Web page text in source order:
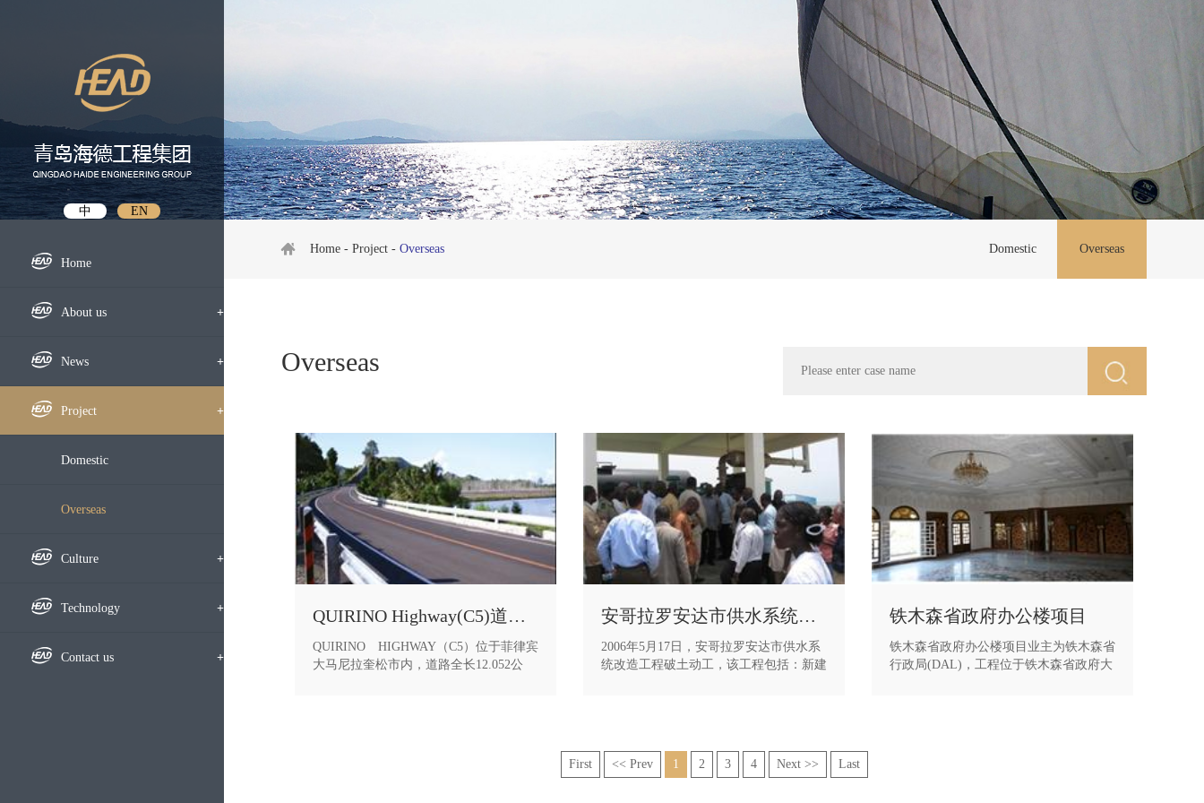
中 EN
Home
About us +
Profile
Framework
Subsidiary
Development History
Honors
Video
News +
Company News
Notice
Bidding Information
Media Focus
Project +
Domestic
Overseas
Culture +
Culture
Employees
Technology +
Research Highlight
Contact us +
Home - Project - Overseas Domestic Overseas
Overseas
QUIRINO Highway(C5)道路工程
QUIRINO HIGHWAY（C5）位于菲律宾
大马尼拉奎松市内，道路全长12.052公
安哥拉罗安达市供水系统改造工程
2006年5月17日，安哥拉罗安达市供水系
统改造工程破土动工，该工程包括：新建
当地政府和民众的较大关注——中国驻安
哥拉大使馆大使参赞、安哥拉财政部部
铁木森省政府办公楼项目
铁木森省政府办公楼项目业主为铁木森省
行政局(DAL)，工程位于铁木森省政府大
First << Prev 1 2 3 4 Next >> Last